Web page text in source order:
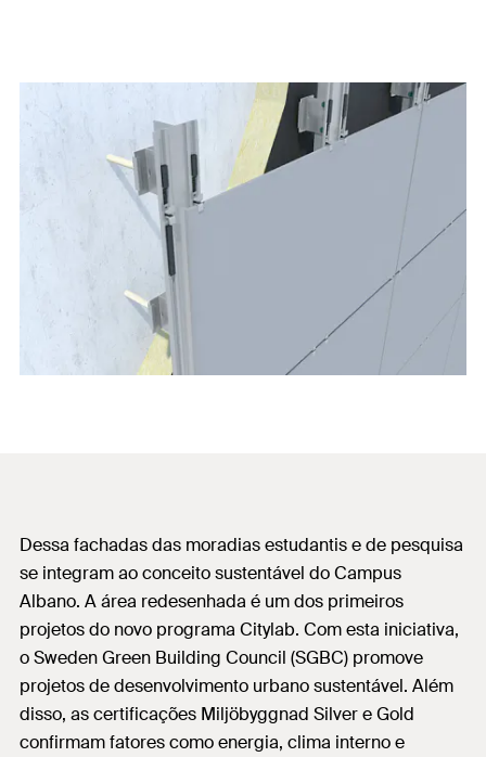
Dessa fachadas das moradias estudantis e de pesquisa
se integram ao conceito sustentável do Campus
Albano. A área redesenhada é um dos primeiros
projetos do novo programa Citylab. Com esta iniciativa,
o Sweden Green Building Council (SGBC) promove
projetos de desenvolvimento urbano sustentável. Além
disso, as certificações Miljöbyggnad Silver e Gold
confirmam fatores como energia, clima interno e